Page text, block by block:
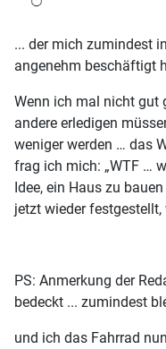
... der mich zumindest
angenehm beschäftigt
Wenn ich mal nicht gut
andere erledigen
weniger werden … das
frag ich mich: „WTF …
Idee, ein Haus zu
jetzt wieder
PS: Anmerkung der
bedeckt ... zumindest
und ich das Fahrrad